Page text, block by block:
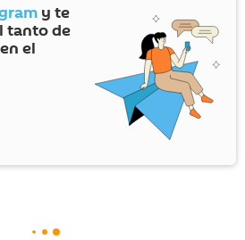
y te
tanto de
el